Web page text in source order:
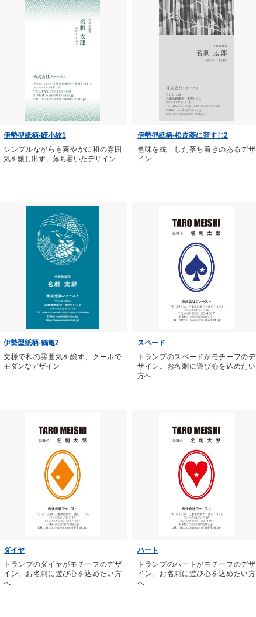
伊勢型紙柄-鮫小紋1
シンプルながらも爽やかに和の雰囲
気を醸し出す、落ち着いたデザイン
伊勢型紙柄-松皮菱に蒲すじ2
色味を統一した落ち着きのあるデザ
イン
伊勢型紙柄-鶴亀2
文様で和の雰囲気を醸す、クールで
モダンなデザイン
スペード
トランプのスペードがモチーフのデ
ザイン。お名刺に遊び心を込めたい
方へ
ダイヤ
トランプのダイヤがモチーフのデザ
イン。お名刺に遊び心を込めたい方
へ
ハート
トランプのハートがモチーフのデザ
イン。お名刺に遊び心を込めたい方
へ